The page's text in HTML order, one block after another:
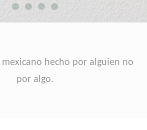
mexicano hecho por alguien no
por algo.